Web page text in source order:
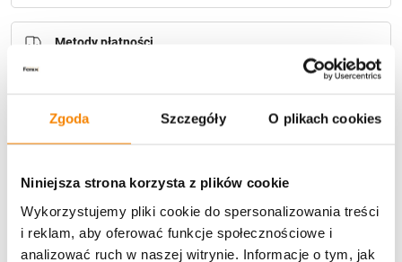
Zgoda Szczegóły O plikach cookies
Niniejsza strona korzysta z plików cookie
Wykorzystujemy pliki cookie do spersonalizowania treści
i reklam, aby oferować funkcje społecznościowe i
analizować ruch w naszej witrynie. Informacje o tym, jak
hurtowniiPrzejdź do hurtowni B2B
Metody płatności